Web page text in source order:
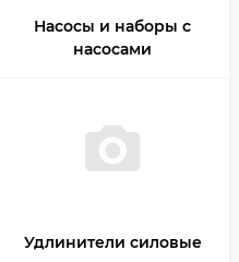
Насосы и наборы с
насосами
Удлинители силовые